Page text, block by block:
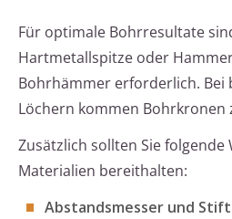
Für optimale Bohrresultate
Hartmetallspitze oder
Bohrhämmer erforderlich. Bei
Löchern kommen Bohrkronen
Zusätzlich sollten Sie folgende
Materialien bereithalten:
Abstandsmesser und